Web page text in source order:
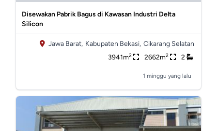
Disewakan Pabrik Bagus di Kawasan Industri Delta
Silicon
Jawa Barat, Kabupaten Bekasi, Cikarang Selatan
3941m2 2662m2 2
1 minggu yang lalu